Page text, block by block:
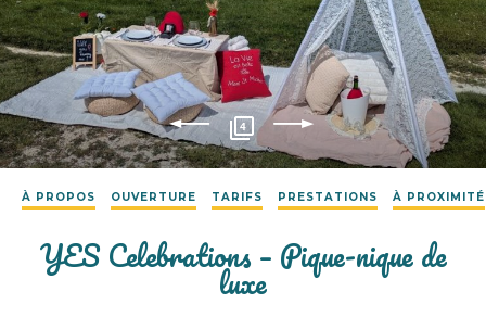
4
À PROPOS OUVERTURE TARIFS PRESTATIONS À PROXIMITÉ
YES Celebrations – Pique-nique de
luxe